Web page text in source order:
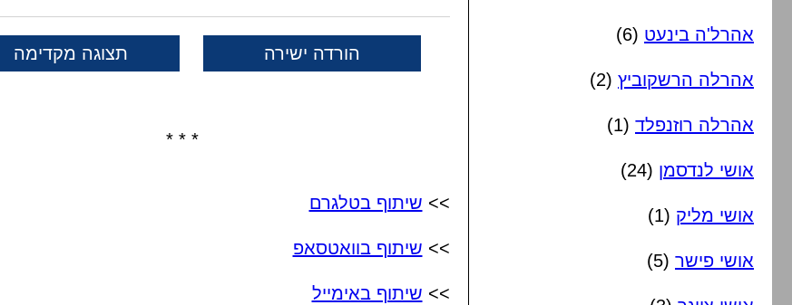
הורדה ישירה תצוגה מקדימה
* * *
>> שיתוף בטלגרם
>> שיתוף בוואטסאפ
>> שיתוף באימייל
אהרל'ה בינעט (6)
אהרלה הרשקוביץ (2)
אהרלה רוזנפלד (1)
אושי לנדסמן (24)
אושי מליק (1)
אושי פישר (5)